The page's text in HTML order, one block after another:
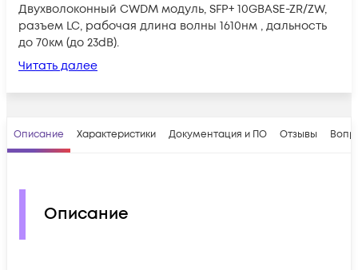
Двухволоконный CWDM модуль, SFP+ 10GBASE-ZR/ZW,
разъем LC, рабочая длина волны 1610нм , дальность
до 70км (до 23dB).
Читать далее
Описание Характеристики Документация и ПО Отзывы
Описание